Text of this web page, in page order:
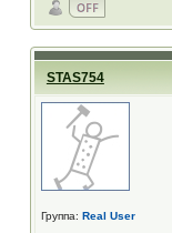
STAS754
Группа: Real User